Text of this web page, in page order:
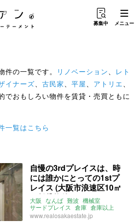
募集中 メニュー
件の一覧です。 リノベーション、 レト
イナーズ、 古民家、 平屋、 アトリエ、
でおもしろい物件を賃貸・売買ともに
一覧はこちら
自慢の3rdプレイスは、時
には誰かにとっての1stプ
レイス (大阪市浪速区10㎡
の賃貸物件)
大阪 なんば 難波 機械室
サードプレイス 倉庫 倉庫以上
狭小 賃貸
www.realosakaestate.jp